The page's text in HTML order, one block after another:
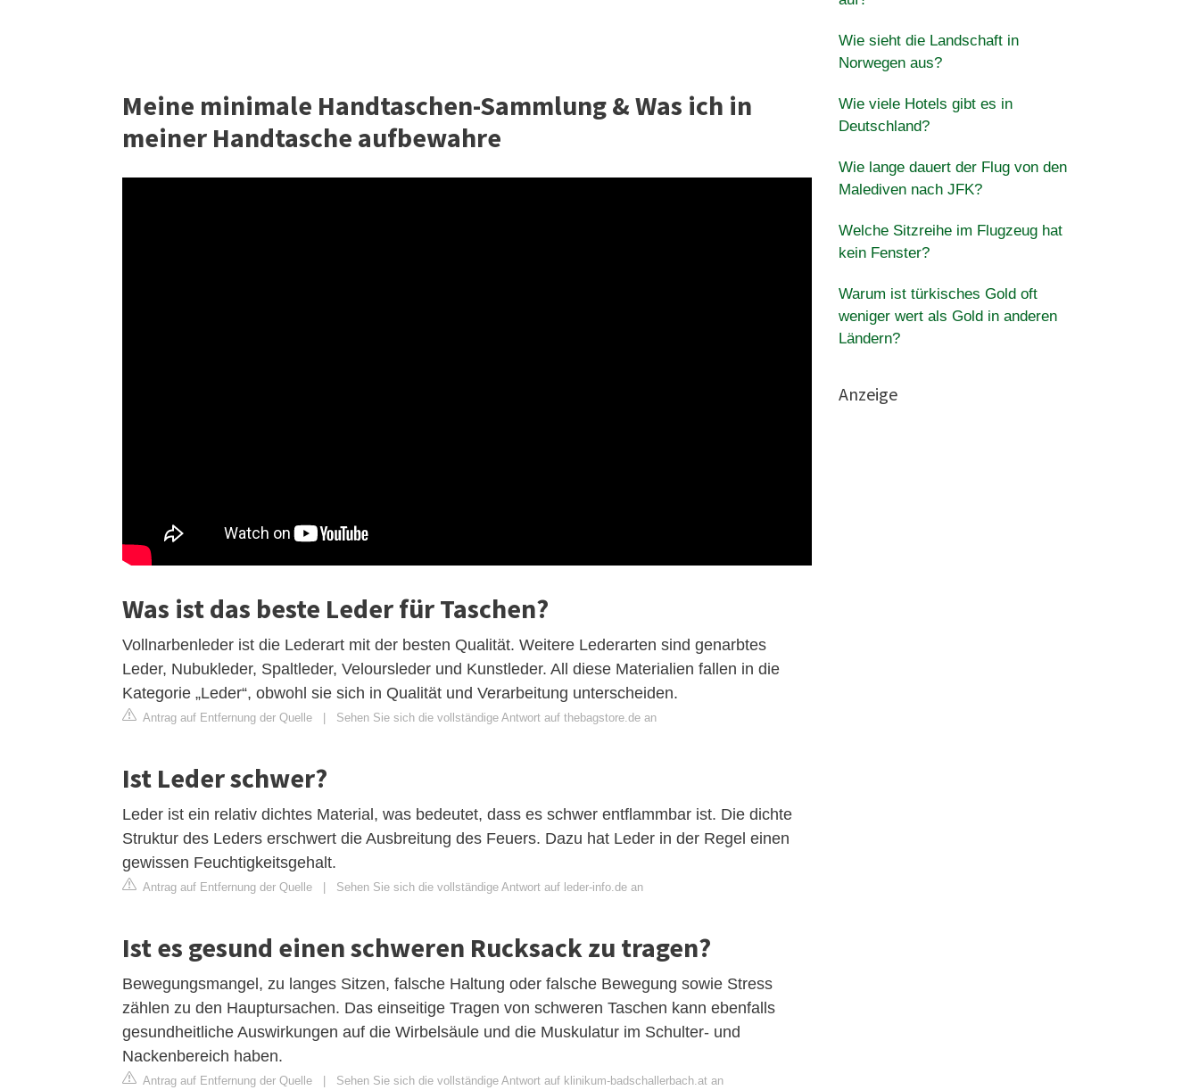
Meine minimale Handtaschen-Sammlung & Was ich in
meiner Handtasche aufbewahre
Was ist das beste Leder für Taschen?
Vollnarbenleder ist die Lederart mit der besten Qualität. Weitere Lederarten sind genarbtes
Leder, Nubukleder, Spaltleder, Veloursleder und Kunstleder. All diese Materialien fallen in die
Kategorie „Leder“, obwohl sie sich in Qualität und Verarbeitung unterscheiden.
Antrag auf Entfernung der Quelle | Sehen Sie sich die vollständige Antwort auf thebagstore.de an
Ist Leder schwer?
Leder ist ein relativ dichtes Material, was bedeutet, dass es schwer entflammbar ist. Die dichte
Struktur des Leders erschwert die Ausbreitung des Feuers. Dazu hat Leder in der Regel einen
gewissen Feuchtigkeitsgehalt.
Antrag auf Entfernung der Quelle | Sehen Sie sich die vollständige Antwort auf leder-info.de an
Ist es gesund einen schweren Rucksack zu tragen?
Bewegungsmangel, zu langes Sitzen, falsche Haltung oder falsche Bewegung sowie Stress
zählen zu den Hauptursachen. Das einseitige Tragen von schweren Taschen kann ebenfalls
gesundheitliche Auswirkungen auf die Wirbelsäule und die Muskulatur im Schulter- und
Nackenbereich haben.
Antrag auf Entfernung der Quelle | Sehen Sie sich die vollständige Antwort auf klinikum-badschallerbach.at an
Wie sieht die Landschaft in
Norwegen aus?
Wie viele Hotels gibt es in
Deutschland?
Wie lange dauert der Flug von den
Malediven nach JFK?
Welche Sitzreihe im Flugzeug hat
kein Fenster?
Warum ist türkisches Gold oft
weniger wert als Gold in anderen
Ländern?
Anzeige